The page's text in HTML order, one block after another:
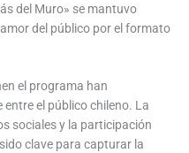
del Muro» se mantuvo
del público por el formato
el programa han
el público chileno. La
sociales y la participación
clave para capturar la